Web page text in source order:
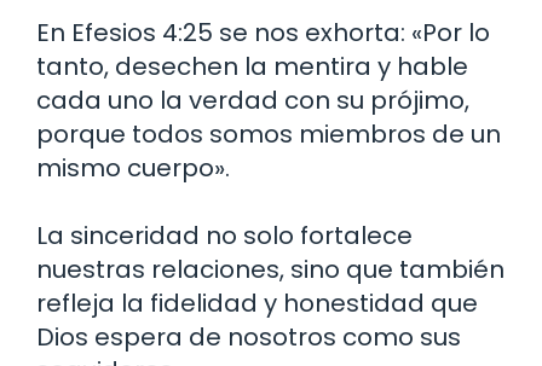
En Efesios 4:25 se nos exhorta: «Por lo
tanto, desechen la mentira y hable
cada uno la verdad con su prójimo,
porque todos somos miembros de un
mismo cuerpo».
La sinceridad no solo fortalece
nuestras relaciones, sino que también
refleja la fidelidad y honestidad que
Dios espera de nosotros como sus